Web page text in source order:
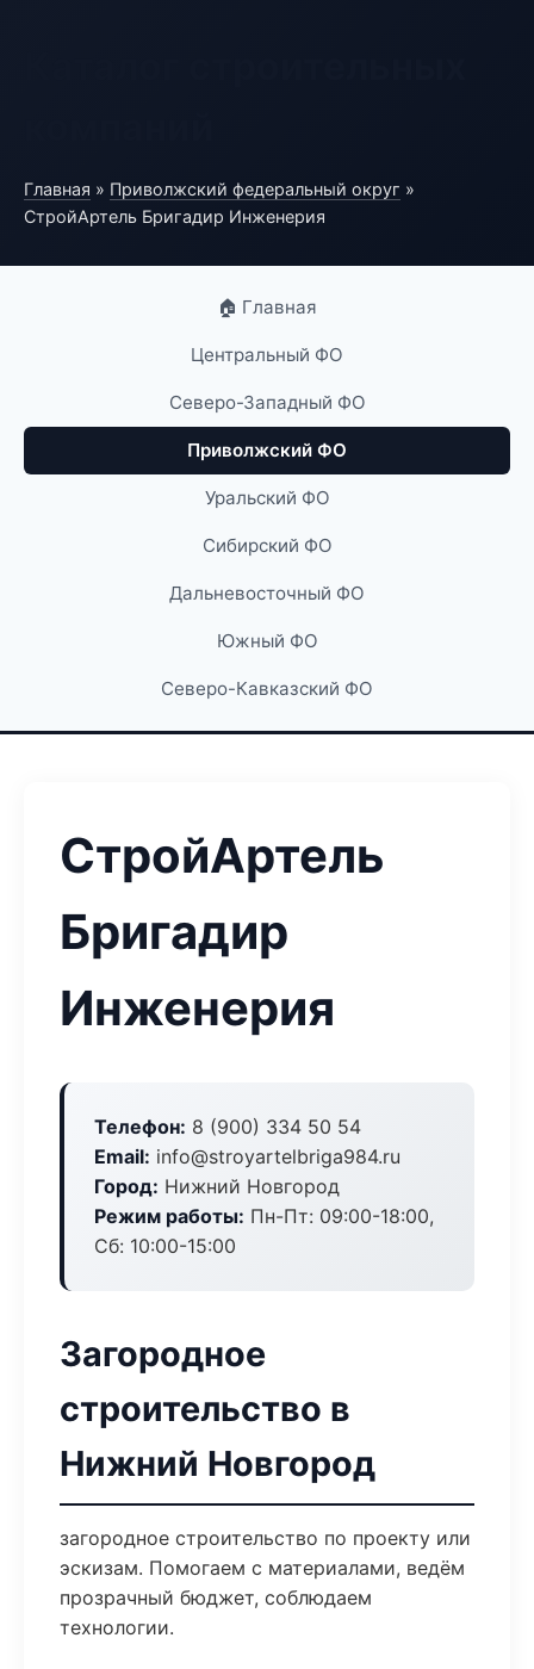
Главная » Приволжский федеральный округ »
СтройАртель Бригадир Инженерия
🏠 Главная
Центральный ФО
Северо-Западный ФО
Приволжский ФО
Уральский ФО
Сибирский ФО
Дальневосточный ФО
Южный ФО
Северо-Кавказский ФО
СтройАртель
Бригадир
Инженерия
Телефон: 8 (900) 334 50 54
Email: info@stroyartelbriga984.ru
Город: Нижний Новгород
Режим работы: Пн-Пт: 09:00-18:00,
Сб: 10:00-15:00
Загородное
строительство в
Нижний Новгород
загородное строительство по проекту или
эскизам. Помогаем с материалами, ведём
прозрачный бюджет, соблюдаем
технологии.